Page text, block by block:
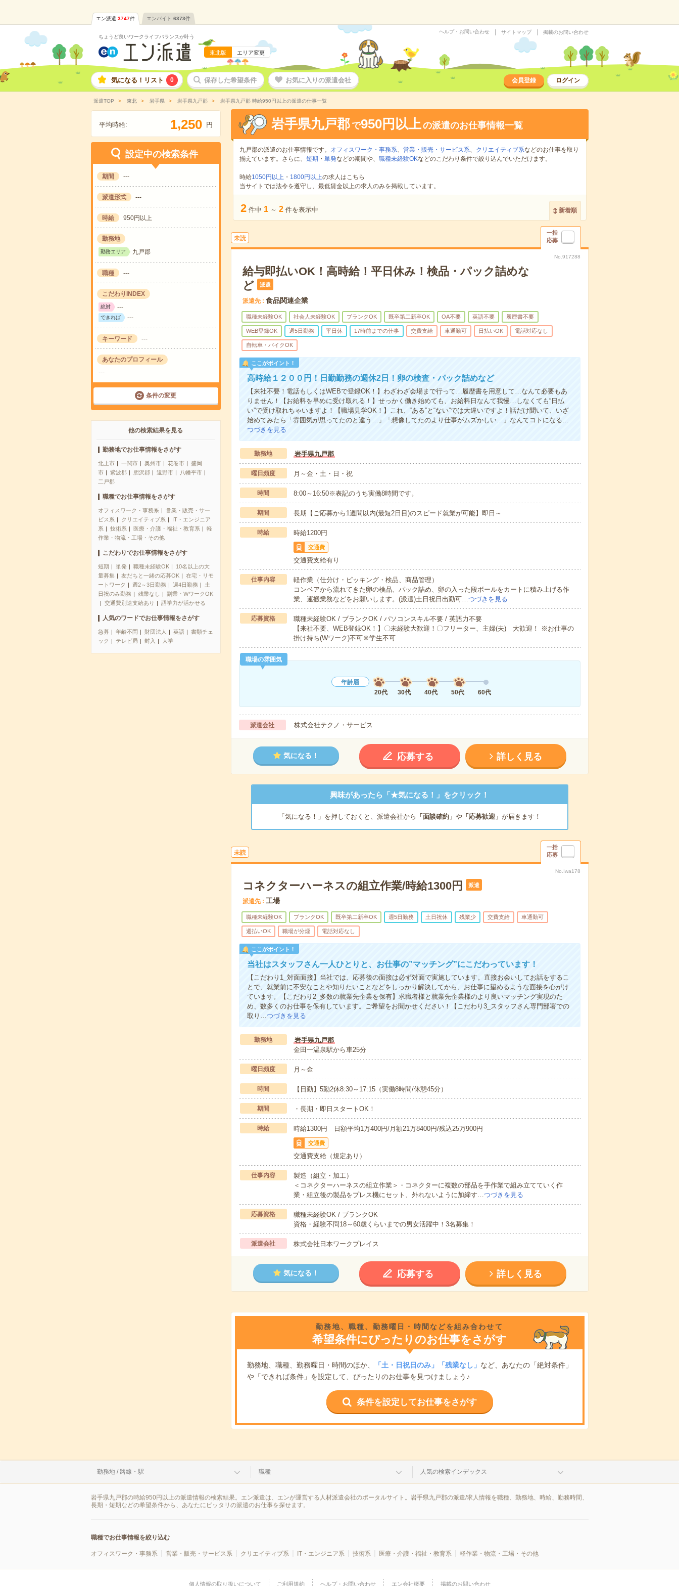
エン派遣 3747件 エンバイト 6373件
ちょうど良いワークライフバランスが叶う
東北版 エリア変更
ヘルプ・お問い合わせ サイトマップ 掲載のお問い合わせ
気になる！リスト 0 保存した希望条件 お気に入りの派遣会社 会員登録 ログイン
派遣TOP 東北 岩手県 岩手県九戸郡 岩手県九戸郡 時給950円以上の派遣の仕事一覧
平均時給: 1,250 円
設定中の検索条件
期間 ---
派遣形式 ---
時給 950円以上
勤務地
勤務エリア 九戸郡
職種 ---
こだわりINDEX
絶対 ---
できれば ---
キーワード ---
あなたのプロフィール
---
条件の変更
他の検索結果を見る
勤務地でお仕事情報をさがす
北上市 一関市 奥州市 花巻市
盛岡
市
紫波郡 胆沢郡 遠野市
八幡平市
二戸郡
職種でお仕事情報をさがす
オフィスワーク・事務系
営業・販売・サー
ビス系
クリエイティブ系
IT・エンジニア
系
技術系 医療・介護・福祉・教育系
軽
作業・物流・工場・その他
こだわりでお仕事情報をさがす
短期 単発 職種未経験OK
10名以上の大
量募集
友だちと一緒の応募OK
在宅・リモ
ートワーク
週2～3日勤務 週4日勤務
土
日祝のみ勤務
残業なし
副業・WワークOK
交通費別途支給あり
語学力が活かせる
人気のワードでお仕事情報をさがす
急募 年齢不問 財団法人 英語
書類チェ
ック
テレビ局 封入 大学
岩手県九戸郡 で950円以上の派遣のお仕事情報一覧
九戸郡の派遣のお仕事情報です。 オフィスワーク・事務系、 営業・販売・サービス系、 クリエイティブ系などのお仕事を取り
揃えています。さらに、 短期 ・ 単発などの期間や、 職種未経験OKなどのこだわり条件で絞り込んでいただけます。
時給1050円以上・ 1800円以上の求人はこちら
当サイトでは法令を遵守し、最低賃金以上の求人のみを掲載しています。
2 件中 1 ～ 2 件を表示中 新着順
未読
一括
応募
No.917288
給与即払いOK！高時給！平日休み！検品・パック詰めな
ど
派遣
派遣先 食品関連企業
職種未経験OK 社会人未経験OK ブランクOK 既卒第二新卒OK OA不要 英語不要 履歴書不要
WEB登録OK 週5日勤務 平日休 17時前までの仕事 交費支給 車通勤可 日払いOK 電話対応なし
自転車・バイクOK
ここがポイント！
高時給１２００円！日勤勤務の週休2日！卵の検査・パック詰めなど
【来社不要！電話もしくはWEBで登録OK！】わざわざ会場まで行って…履歴書を用意して…なんて必要もあ
りません！【お給料を早めに受け取れる！】せっかく働き始めても、お給料日なんて我慢…しなくても“日払
い”で受け取れちゃいますよ！【職場見学OK！】これ、“ある”と“ない”では大違いですよ！話だけ聞いて、いざ
始めてみたら「雰囲気が思ってたのと違う…」「想像してたのより仕事がムズかしい…」なんてコトになる…
つづきを見る
勤務地 岩手県九戸郡
曜日頻度 月～金・土・日・祝
時間 8:00～16:50※表記のうち実働8時間です。
期間 長期【ご応募から1週間以内(最短2日目)のスピード就業が可能】即日～
時給 時給1200円
交通費
交通費支給有り
仕事内容
軽作業（仕分け・ピッキング・検品、商品管理）
コンベアから流れてきた卵の検品、パック詰め、卵の入った段ボールをカートに積み上げる作
業、運搬業務などをお願いします。(派遣)土日祝日出勤可…つづきを見る
応募資格
職種未経験OK / ブランクOK / パソコンスキル不要 / 英語力不要
【来社不要、WEB登録OK！】〇未経験大歓迎！〇フリーター、主婦(夫) 大歓迎！ ※お仕事の
掛け持ち(Wワーク)不可※学生不可
職場の雰囲気
年齢層
20代
30代 40代 50代 60代
派遣会社 株式会社テクノ・サービス
気になる！ 応募する 詳しく見る
興味があったら「★気になる！」をクリック！
「気になる！」を押しておくと、派遣会社から 「面談確約」 や「応募歓迎」 が届きます！
未読
一括
応募
No.Iwa178
コネクターハーネスの組立作業/時給1300円 派遣
派遣先 工場
職種未経験OK ブランクOK 既卒第二新卒OK 週5日勤務 土日祝休 残業少 交費支給 車通勤可
週払いOK 職場が分煙 電話対応なし
ここがポイント！
当社はスタッフさん一人ひとりと、お仕事の”マッチング”にこだわっています！
【こだわり1_対面面接】当社では、応募後の面接は必ず対面で実施しています。直接お会いしてお話をするこ
とで、就業前に不安なことや知りたいことなどをしっかり解決してから、お仕事に望めるような面接を心がけ
ています。【こだわり2_多数の就業先企業を保有】求職者様と就業先企業様のより良いマッチング実現のた
め、数多くのお仕事を保有しています。ご希望をお聞かせください！【こだわり3_スタッフさん専門部署での
取り… つづきを見る
勤務地
岩手県九戸郡
金田一温泉駅から車25分
曜日頻度 月～金
時間 【日勤】5勤2休8:30～17:15（実働8時間/休憩45分）
期間 ・長期・即日スタートOK！
時給 時給1300円 日額平均1万400円/月額21万8400円/残込25万900円
交通費
交通費支給（規定あり）
仕事内容
製造（組立・加工）
＜コネクターハーネスの組立作業＞・コネクターに複数の部品を手作業で組み立てていく作
業・組立後の製品をプレス機にセット、外れないように加締す… つづきを見る
応募資格
職種未経験OK / ブランクOK
資格・経験不問18～60歳くらいまでの男女活躍中！3名募集！
派遣会社 株式会社日本ワークプレイス
気になる！ 応募する 詳しく見る
勤務地、職種、勤務曜日・時間などを組み合わせて
希望条件にぴったりのお仕事をさがす
勤務地、職種、勤務曜日・時間のほか、 「土・日祝日のみ」「残業なし」 など、あなたの「絶対条件」
や「できれば条件」を設定して、ぴったりのお仕事を見つけましょう♪
条件を設定してお仕事をさがす
勤務地 / 路線・駅 職種 人気の検索インデックス
岩手県九戸郡の時給950円以上の派遣情報の検索結果。エン派遣は、エンが運営する人材派遣会社のポータルサイト。岩手県九戸郡の派遣/求人情報を職種、勤務地、時給、勤務時間、
長期・短期などの希望条件から、あなたにピッタリの派遣のお仕事を探せます。
職種でお仕事情報を絞り込む
オフィスワーク・事務系 営業・販売・サービス系 クリエイティブ系 IT・エンジニア系 技術系 医療・介護・福祉・教育系 軽作業・物流・工場・その他
個人情報の取り扱いについて ご利用規約 ヘルプ・お問い合わせ エン会社概要 掲載のお問い合わせ